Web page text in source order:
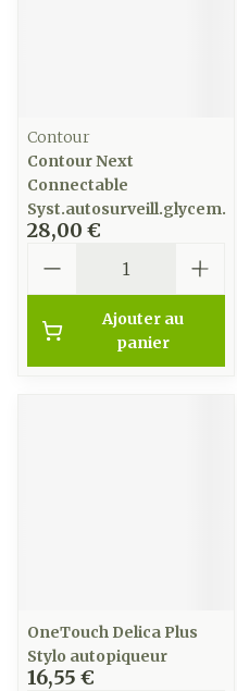
Contour
Contour Next
Connectable
Syst.autosurveill.glycem.
28,00 €
Ajouter au
panier
OneTouch Delica Plus
Stylo autopiqueur
16,55 €